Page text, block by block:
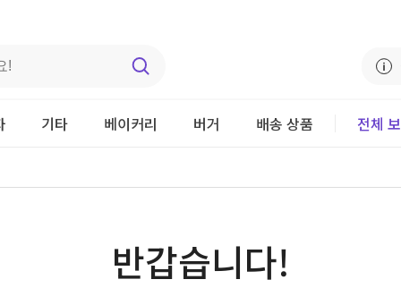
기타 베이커리 버거 배송 상품 전체
반갑습니다!